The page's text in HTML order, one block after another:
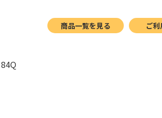
商品一覧を見る ご